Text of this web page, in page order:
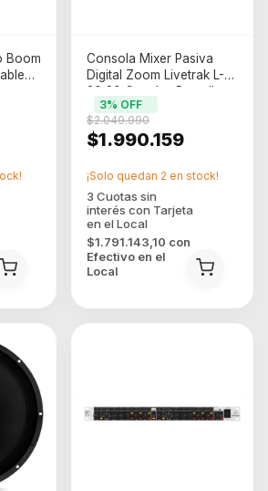
Boom
Consola Mixer Pasiva
Digital Zoom Livetrak L-
20 20 Canales Pantalla
LCD Phantom 48V
Grabacion Simult
$1.990.159
$2.049.990
3% OFF
$1.791.143,10 con
Efectivo en el
Local
¡Solo quedan 2 en stock!